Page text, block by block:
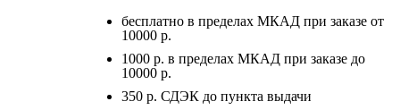
бесплатно в пределах МКАД при заказе от
10000 р.
1000 р. в пределах МКАД при заказе до
10000 р.
350 р. СДЭК до пункта выдачи